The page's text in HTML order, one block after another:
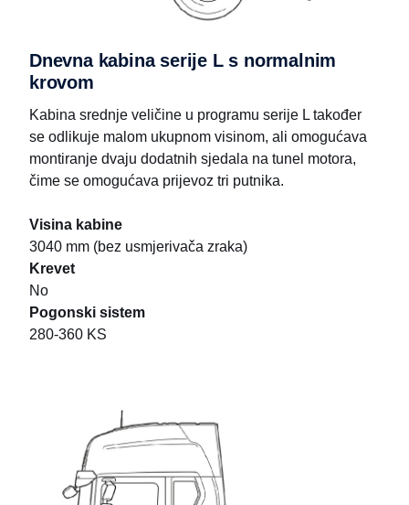
Dnevna kabina serije L s normalnim
krovom
Kabina srednje veličine u programu serije L također
se odlikuje malom ukupnom visinom, ali omogućava
montiranje dvaju dodatnih sjedala na tunel motora,
čime se omogućava prijevoz tri putnika.
Visina kabine
3040 mm (bez usmjerivača zraka)
Krevet
No
Pogonski sistem
280-360 KS